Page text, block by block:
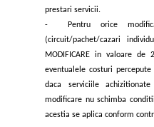
prestari servicii.
- Pentru orice
(circuit/pachet/cazari
MODIFICARE in valoare
eventualele costuri
daca serviciile
modificare nu schimba
acestia se aplica conform